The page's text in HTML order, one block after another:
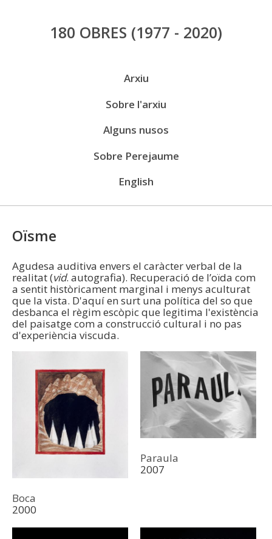
Vés
al
180 OBRES (1977 - 2020)
Arxiu
Sobre l'arxiu
Alguns nusos
Sobre Perejaume
English
Oïsme
Agudesa auditiva envers el caràcter verbal de la
realitat (vid. autografia). Recuperació de l’oïda com
a sentit històricament marginal i menys aculturat
que la vista. D'aquí en surt una política del so que
desbanca el règim escòpic que legitima l'existència
del paisatge com a construcció cultural i no pas
d'experiència viscuda.
Boca
2000
Paraula
2007